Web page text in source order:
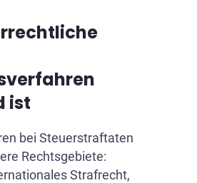
ist
bei Steuerstraftaten
Rechtsgebiete:
Strafrecht,